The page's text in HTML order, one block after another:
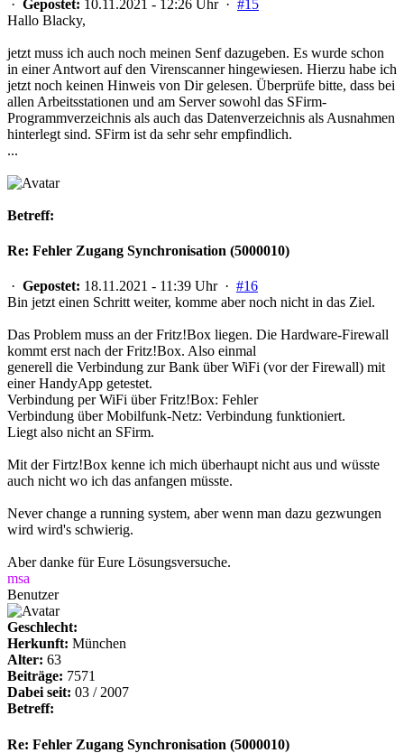
· Gepostet: 10.11.2021 - 12:26 Uhr · #15
Hallo Blacky,
jetzt muss ich auch noch meinen Senf dazugeben. Es wurde schon
in einer Antwort auf den Virenscanner hingewiesen. Hierzu habe ich
jetzt noch keinen Hinweis von Dir gelesen. Überprüfe bitte, dass bei
allen Arbeitsstationen und am Server sowohl das SFirm-
Programmverzeichnis als auch das Datenverzeichnis als Ausnahmen
hinterlegt sind. SFirm ist da sehr sehr empfindlich.
...
Betreff:
Re: Fehler Zugang Synchronisation (5000010)
· Gepostet: 18.11.2021 - 11:39 Uhr · #16
Bin jetzt einen Schritt weiter, komme aber noch nicht in das Ziel.
Das Problem muss an der Fritz!Box liegen. Die Hardware-Firewall
kommt erst nach der Fritz!Box. Also einmal
generell die Verbindung zur Bank über WiFi (vor der Firewall) mit
einer HandyApp getestet.
Verbindung per WiFi über Fritz!Box: Fehler
Verbindung über Mobilfunk-Netz: Verbindung funktioniert.
Liegt also nicht an SFirm.
Mit der Firtz!Box kenne ich mich überhaupt nicht aus und wüsste
auch nicht wo ich das anfangen müsste.
Never change a running system, aber wenn man dazu gezwungen
wird wird's schwierig.
Aber danke für Eure Lösungsversuche.
msa
Benutzer
Geschlecht:
Herkunft: München
Alter: 63
Beiträge: 7571
Dabei seit: 03 / 2007
Betreff:
Re: Fehler Zugang Synchronisation (5000010)